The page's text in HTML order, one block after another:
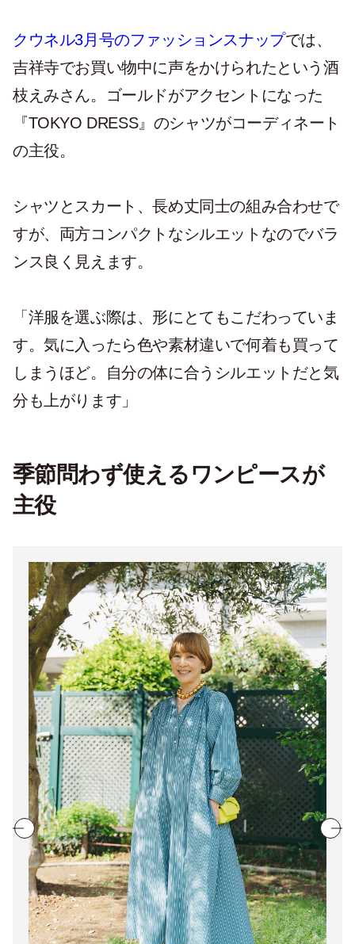
クウネル3月号のファッションスナップでは、
吉祥寺でお買い物中に声をかけられたという酒
枝えみさん。ゴールドがアクセントになった
『TOKYO DRESS』のシャツがコーディネート
の主役。
シャツとスカート、長め丈同士の組み合わせで
すが、両方コンパクトなシルエットなのでバラ
ンス良く見えます。
「洋服を選ぶ際は、形にとてもこだわっていま
す。気に入ったら色や素材違いで何着も買って
しまうほど。自分の体に合うシルエットだと気
分も上がります」
季節問わず使えるワンピースが
主役